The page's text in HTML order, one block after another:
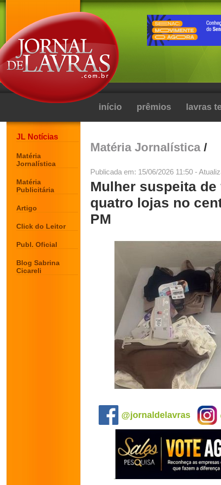
início prêmios lavras
JL Notícias
Matéria
Jornalística
Matéria
Publicitária
Artigo
Click do Leitor
Publ. Oficial
Blog Sabrina
Cicareli
Matéria Jornalística/
Publicada em: 15/06/2026 11:50 -
Mulher suspeita
quatro lojas no
PM
@jornaldelavras